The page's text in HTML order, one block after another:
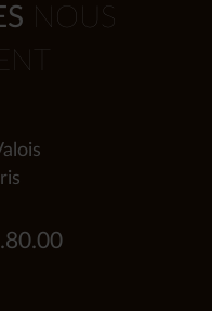
NOUS